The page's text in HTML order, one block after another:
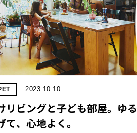
2023.10.10
リビングと子ども部屋。ゆる
て、心地よく。